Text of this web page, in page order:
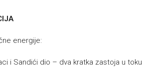
energije:
i Sandići dio – dva kratka zastoja u toku